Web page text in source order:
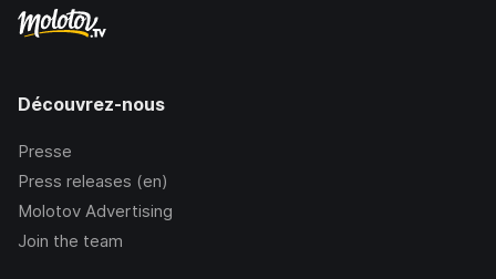
Découvrez-nous
Presse
Press releases (en)
Molotov Advertising
Join the team